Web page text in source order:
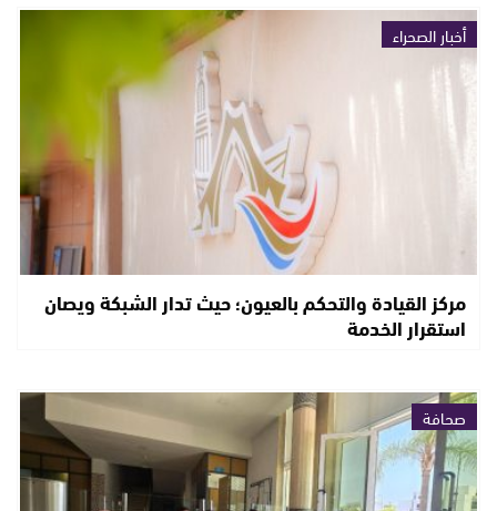
أخبار الصحراء
مركز القيادة والتحكم بالعيون؛ حيث تدار الشبكة ويصان
استقرار الخدمة
صحافة